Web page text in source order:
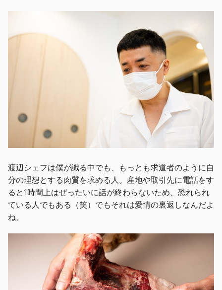
渡辺シェフは僕が識る中でも、もっとも求道者のように自
分の理想とする肉質を求める人。産地や取引先に電話をす
ると1時間上はぜったいに話が終わらないため、恐れられ
ている人でもある（笑）でもそれは愛情の裏返しなんだよ
ね。